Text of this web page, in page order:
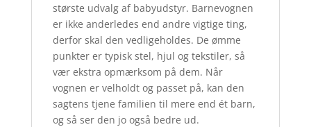
største udvalg af babyudstyr. Barnevognen
er ikke anderledes end andre vigtige ting,
derfor skal den vedligeholdes. De ømme
punkter er typisk stel, hjul og tekstiler, så
vær ekstra opmærksom på dem. Når
vognen er velholdt og passet på, kan den
sagtens tjene familien til mere end ét barn,
og så ser den jo også bedre ud.